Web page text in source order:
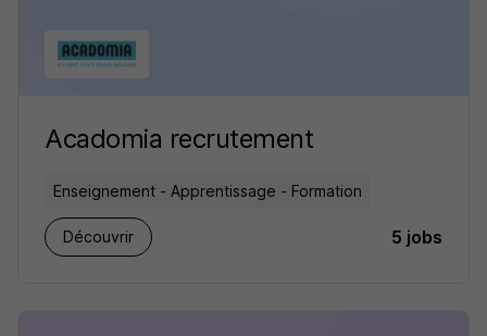
Acadomia recrutement
Enseignement - Apprentissage - Formation
Découvrir 5 jobs